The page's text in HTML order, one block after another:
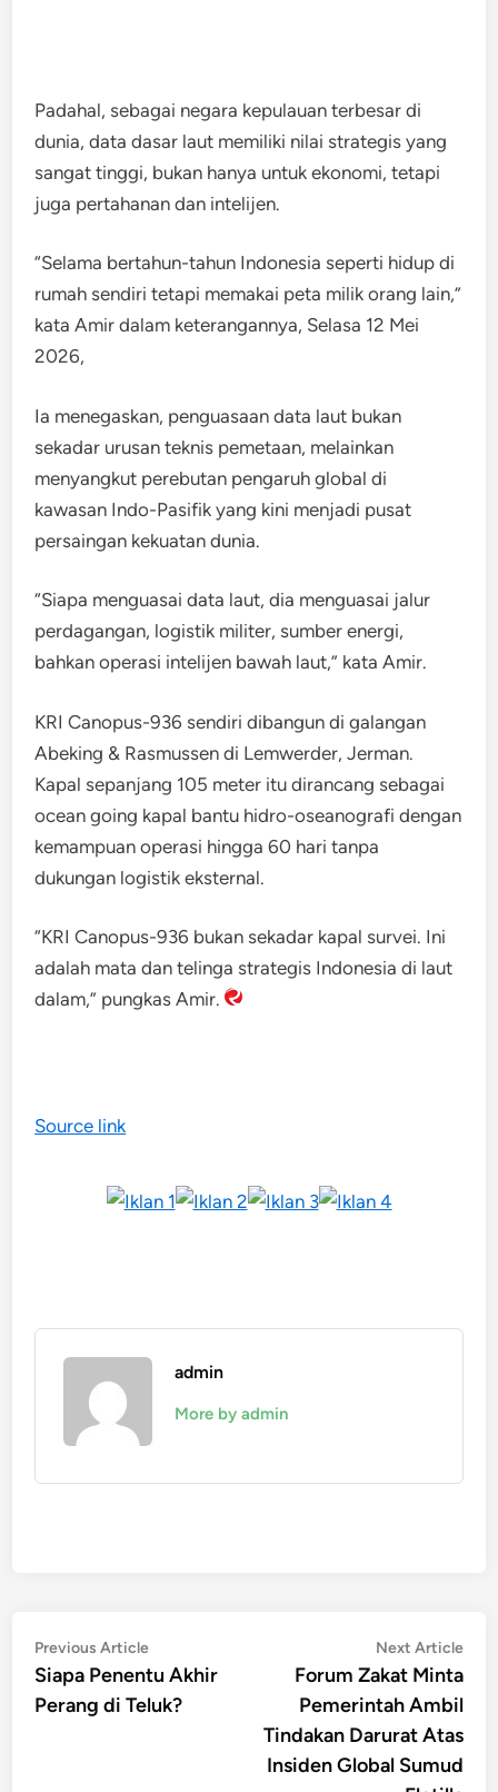
Padahal, sebagai negara kepulauan terbesar di
dunia, data dasar laut memiliki nilai strategis yang
sangat tinggi, bukan hanya untuk ekonomi, tetapi
juga pertahanan dan intelijen.
“Selama bertahun-tahun Indonesia seperti hidup di
rumah sendiri tetapi memakai peta milik orang lain,”
kata Amir dalam keterangannya, Selasa 12 Mei
2026,
Ia menegaskan, penguasaan data laut bukan
sekadar urusan teknis pemetaan, melainkan
menyangkut perebutan pengaruh global di
kawasan Indo-Pasifik yang kini menjadi pusat
persaingan kekuatan dunia.
“Siapa menguasai data laut, dia menguasai jalur
perdagangan, logistik militer, sumber energi,
bahkan operasi intelijen bawah laut,” kata Amir.
KRI Canopus-936 sendiri dibangun di galangan
Abeking & Rasmussen di Lemwerder, Jerman.
Kapal sepanjang 105 meter itu dirancang sebagai
ocean going kapal bantu hidro-oseanografi dengan
kemampuan operasi hingga 60 hari tanpa
dukungan logistik eksternal.
“KRI Canopus-936 bukan sekadar kapal survei. Ini
adalah mata dan telinga strategis Indonesia di laut
dalam,” pungkas Amir.
Source link
admin
More by admin
Post
navigation
Previous ArticlePrevious
article:
Siapa Penentu Akhir
Perang di Teluk?
Next Article
Forum Zakat Minta
Pemerintah Ambil
Tindakan Darurat Atas
Insiden Global Sumud